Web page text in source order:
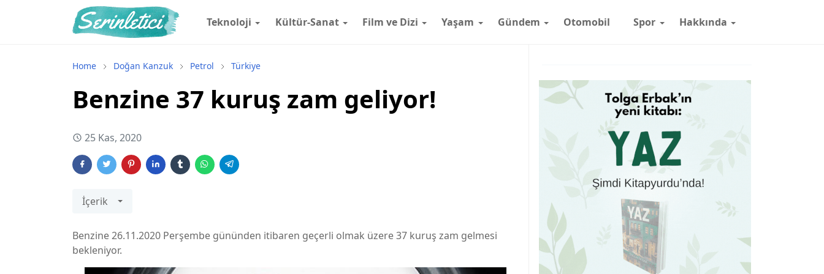
Teknoloji Kültür-Sanat Film ve Dizi Yaşam Gündem Otomobil Spor Hakkında
Home Doğan Kanzuk Petrol Türkiye
Benzine 37 kuruş zam geliyor!
25 Kas, 2020
İçerik
Benzine 26.11.2020 Perşembe gününden itibaren geçerli olmak üzere 37 kuruş zam gelmesi
bekleniyor.